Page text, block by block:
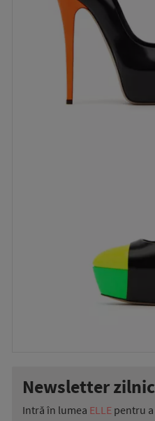
Newsletter
Intră în lumea ELLE pentru